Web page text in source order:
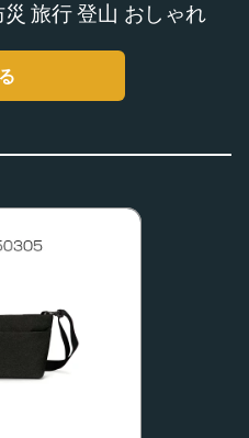
旅行 登山 おしゃれ